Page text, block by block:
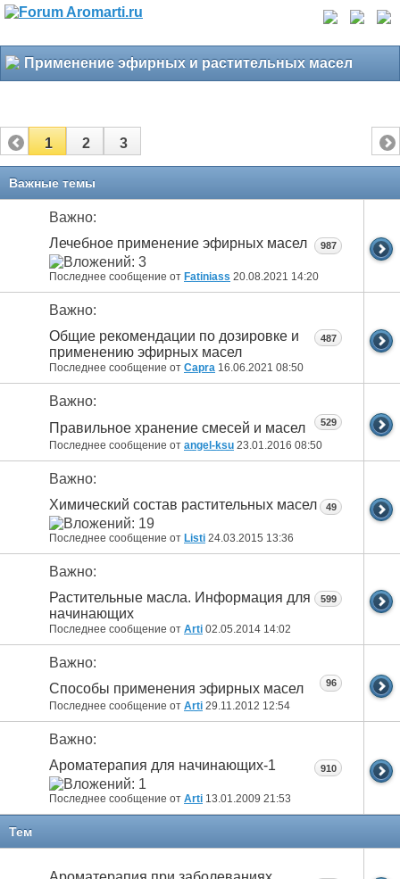
Применение эфирных и растительных масел
1 2 3
Важные темы
Важно:
Лечебное применение эфирных масел
Последнее сообщение от Fatiniass 20.08.2021 14:20
987
Важно:
Общие рекомендации по дозировке и
применению эфирных масел
Последнее сообщение от Capra 16.06.2021 08:50
487
Важно:
Правильное хранение смесей и масел
Последнее сообщение от angel-ksu 23.01.2016 08:50
529
Важно:
Химический состав растительных масел
Последнее сообщение от Listi 24.03.2015 13:36
49
Важно:
Растительные масла. Информация для
начинающих
Последнее сообщение от Arti 02.05.2014 14:02
599
Важно:
Способы применения эфирных масел
Последнее сообщение от Arti 29.11.2012 12:54
96
Важно:
Ароматерапия для начинающих-1
Последнее сообщение от Arti 13.01.2009 21:53
910
Тем